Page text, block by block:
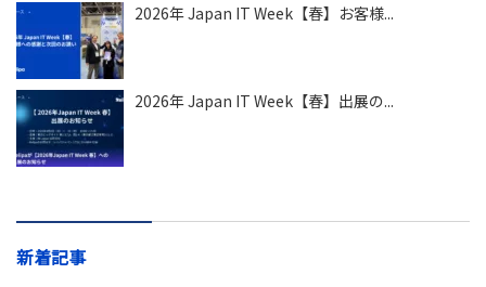
2026年 Japan IT Week【春】お客様...
2026年 Japan IT Week【春】出展の...
新着記事